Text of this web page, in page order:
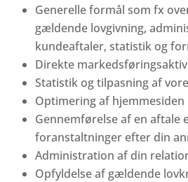
Generelle formål som fx
gældende lovgivning,
kundeaftaler, statistik og
Direkte
Statistik og tilpasning af
Optimering af hjemmesiden
Gennemførelse af en aftale
foranstaltninger efter din
Administration af din
Opfyldelse af gældende